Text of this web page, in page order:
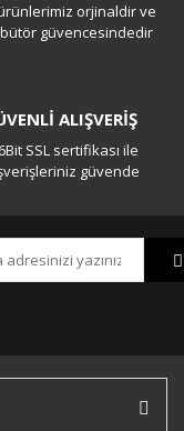
orjinaldir ve
güvencesindedir
ALIŞVERİŞ
SSL sertifikası ile
güvende